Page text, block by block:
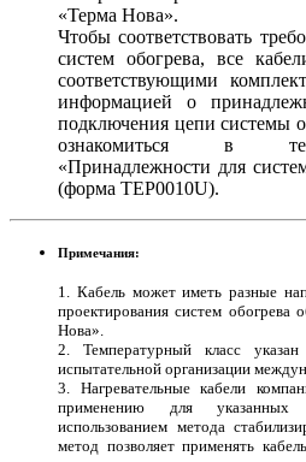
«Терма Нова».
Чтобы соответствовать
систем обогрева, все
соответствующими
информацией о
подключения цепи системы
ознакомиться в
«Принадлежности для
(форма TEP0010U).
Примечания:
1. Кабель может иметь разные
проектирования систем обогрева
Нова».
2. Температурный класс
испытательной организации
3. Нагревательные кабели
применению для указанных
использованием метода
метод позволяет применять